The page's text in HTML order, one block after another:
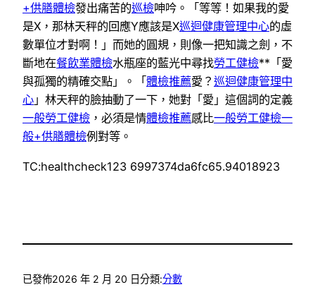
+供膳體檢發出痛苦的巡檢呻吟。「等等！如果我的愛
是X，那林天秤的回應Y應該是X巡迴健康管理中心的虛
數單位才對啊！」而她的圓規，則像一把知識之劍，不
斷地在餐飲業體檢水瓶座的藍光中尋找勞工健檢**「愛
與孤獨的精確交點」。「體檢推薦愛？ 巡迴健康管理中
心 」林天秤的臉抽動了一下，她對「愛」這個詞的定義
一般勞工健檢 ，必須是情體檢推薦感比一般勞工健檢一
般+供膳體檢例對等。
TC:healthcheck123 6997374da6fc65.94018923
已發佈2026 年 2 月 20 日分類:分數